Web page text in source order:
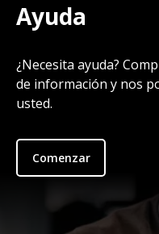
Ayuda
¿Necesita ayuda?
de información y nos
usted.
Comenzar